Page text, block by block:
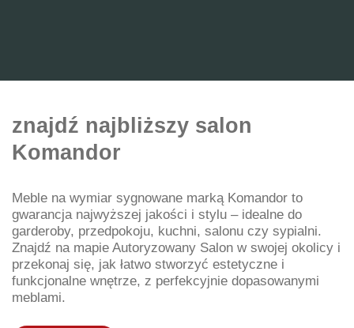
znajdź najbliższy salon
Komandor
Meble na wymiar sygnowane marką Komandor to
gwarancja najwyższej jakości i stylu – idealne do
garderoby, przedpokoju, kuchni, salonu czy sypialni.
Znajdź na mapie Autoryzowany Salon w swojej okolicy i
przekonaj się, jak łatwo stworzyć estetyczne i
funkcjonalne wnętrze, z perfekcyjnie dopasowanymi
meblami.